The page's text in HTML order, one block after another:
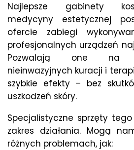
Najlepsze gabinety
medycyny estetycznej
ofercie zabiegi
profesjonalnych urządzeń
Pozwalają one na
nieinwazyjnych kuracji i
szybkie efekty – bez
uszkodzeń skóry.
Specjalistyczne sprzęty
zakres działania. Mogą
różnych problemach, jak: